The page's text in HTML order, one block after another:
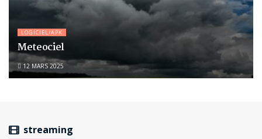
LOGICIEL/APK
Meteociel
12 MARS 2025
streaming